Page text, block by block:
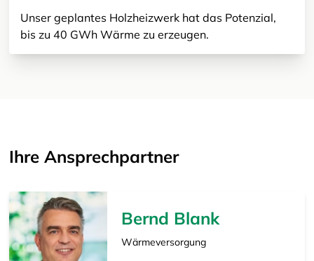
Unser geplantes Holzheizwerk hat das Potenzial,
bis zu 40 GWh Wärme zu erzeugen.
Ihre Ansprechpartner
Bernd Blank
Wärmeversorgung